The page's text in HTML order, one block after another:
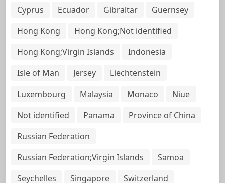
Cyprus
Ecuador Gibraltar
Guernsey
Hong Kong
Hong Kong;Not identified
Hong Kong;Virgin Islands
Indonesia
Isle of Man
Jersey
Liechtenstein
Luxembourg
Malaysia Monaco
Niue
Not identified
Panama
Province of China
Russian Federation
Russian Federation;Virgin Islands
Samoa
Seychelles
Singapore Switzerland